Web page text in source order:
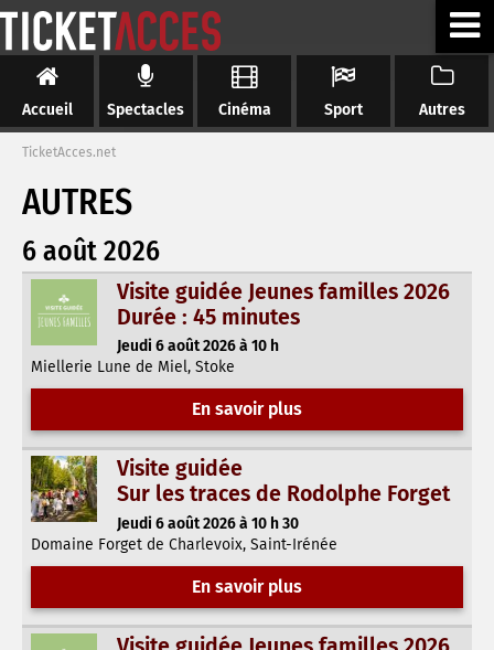
Accueil Spectacles Cinéma Sport Autres
TicketAcces.net
AUTRES
6 août 2026
Visite guidée Jeunes familles 2026
Durée : 45 minutes
Jeudi 6 août 2026 à 10 h
Miellerie Lune de Miel, Stoke
En savoir plus
Visite guidée
Sur les traces de Rodolphe Forget
Jeudi 6 août 2026 à 10 h 30
Domaine Forget de Charlevoix, Saint-Irénée
En savoir plus